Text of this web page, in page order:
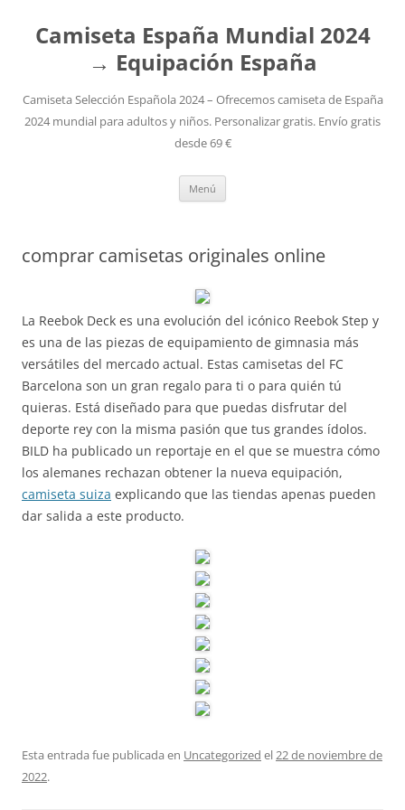
Camiseta España Mundial 2024
→ Equipación España
Camiseta Selección Española 2024 – Ofrecemos camiseta de España
2024 mundial para adultos y niños. Personalizar gratis. Envío gratis
desde 69 €
Menú
comprar camisetas originales online
La Reebok Deck es una evolución del icónico Reebok Step y
es una de las piezas de equipamiento de gimnasia más
versátiles del mercado actual. Estas camisetas del FC
Barcelona son un gran regalo para ti o para quién tú
quieras. Está diseñado para que puedas disfrutar del
deporte rey con la misma pasión que tus grandes ídolos.
BILD ha publicado un reportaje en el que se muestra cómo
los alemanes rechazan obtener la nueva equipación,
camiseta suiza explicando que las tiendas apenas pueden
dar salida a este producto.
Esta entrada fue publicada en Uncategorized el22 de noviembre de
2022.